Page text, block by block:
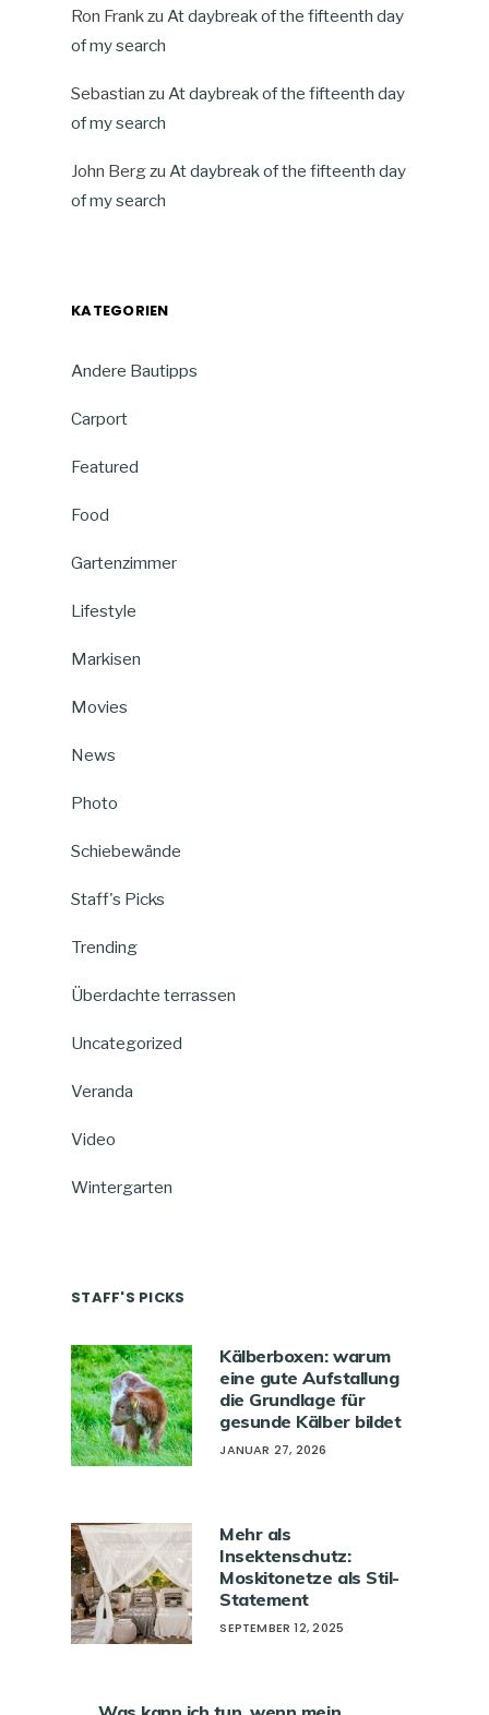
Ron Frankzu At daybreak of the fifteenth day
of my search
Sebastian zu At daybreak of the fifteenth day
of my search
John Bergzu At daybreak of the fifteenth day
of my search
KATEGORIEN
Andere Bautipps
Carport
Featured
Food
Gartenzimmer
Lifestyle
Markisen
Movies
News
Photo
Schiebewände
Staff's Picks
Trending
Überdachte terrassen
Uncategorized
Veranda
Video
Wintergarten
STAFF'S PICKS
Kälberboxen: warum
eine gute Aufstallung
die Grundlage für
gesunde Kälber bildet
JANUAR 27, 2026
Mehr als
Insektenschutz:
Moskitonetze als Stil-
Statement
SEPTEMBER 12, 2025